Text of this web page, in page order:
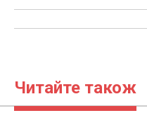
Читайте також